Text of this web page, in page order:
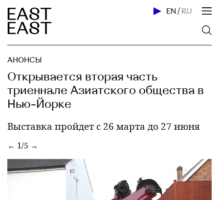
EN / RU
АНОНСЫ
Открывается вторая часть
триеннале Азиатского общества в
Нью-Йорке
Выставка пройдет с 26 марта до 27 июня
← 1/5 →